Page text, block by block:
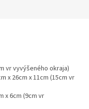
vr vyvýšeného okraja)
x 26cm x 11cm (15cm vr
x 6cm (9cm vr